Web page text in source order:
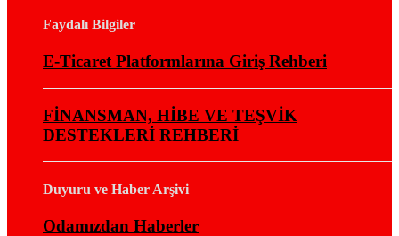
Faydalı Bilgiler
E-Ticaret Platformlarına Giriş Rehberi
FİNANSMAN, HİBE VE TEŞVİK
DESTEKLERİ REHBERİ
Duyuru ve Haber Arşivi
Odamızdan Haberler